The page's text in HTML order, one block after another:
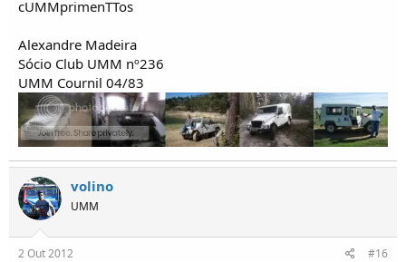
cUMMprimenTTos
Alexandre Madeira
Sócio Club UMM nº236
UMM Cournil 04/83
volino
UMM
2 Out 2012 #16